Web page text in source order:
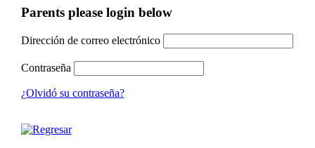
Parents please login below
Dirección de correo electrónico
Contraseña
¿Olvidó su contraseña?